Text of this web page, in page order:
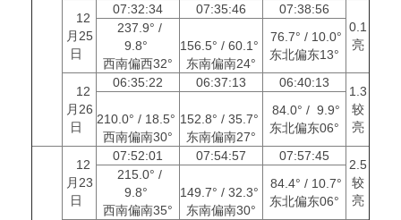
12
月25
日
07:32:34 07:35:46
07:38:56
0.1
亮
237.9° /
9.8°
西南偏西32°
156.5° / 60.1°
东南偏南24°
76.7° / 10.0°
东北偏东13°
12
月26
日
06:35:22 06:37:13 06:40:13
1.3
较
亮
210.0° / 18.5°
西南偏南30°
152.8° / 35.7°
东南偏南27°
84.0° / 9.9°
东北偏东06°
12
月23
日
07:52:01 07:54:57 07:57:45
2.5
较
亮
215.0° /
9.8°
西南偏南35°
149.7° / 32.3°
东南偏南30°
84.4° / 10.7°
东北偏东06°